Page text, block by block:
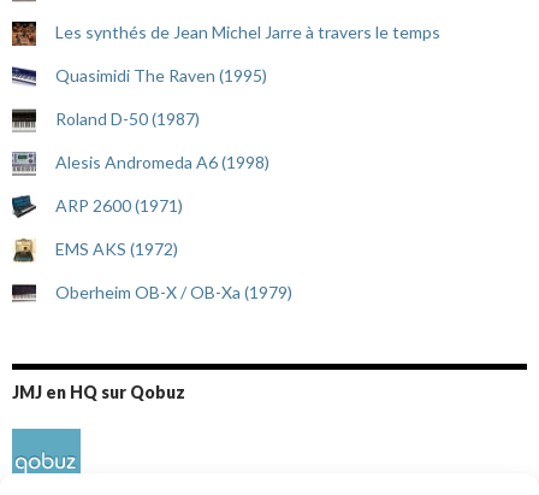
Les synthés de Jean Michel Jarre à travers le temps
Quasimidi The Raven (1995)
Roland D-50 (1987)
Alesis Andromeda A6 (1998)
ARP 2600 (1971)
EMS AKS (1972)
Oberheim OB-X / OB-Xa (1979)
JMJ en HQ sur Qobuz